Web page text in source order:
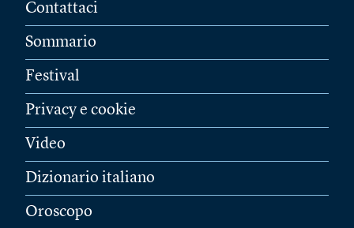
Contattaci
Sommario
Festival
Privacy e cookie
Video
Dizionario italiano
Oroscopo